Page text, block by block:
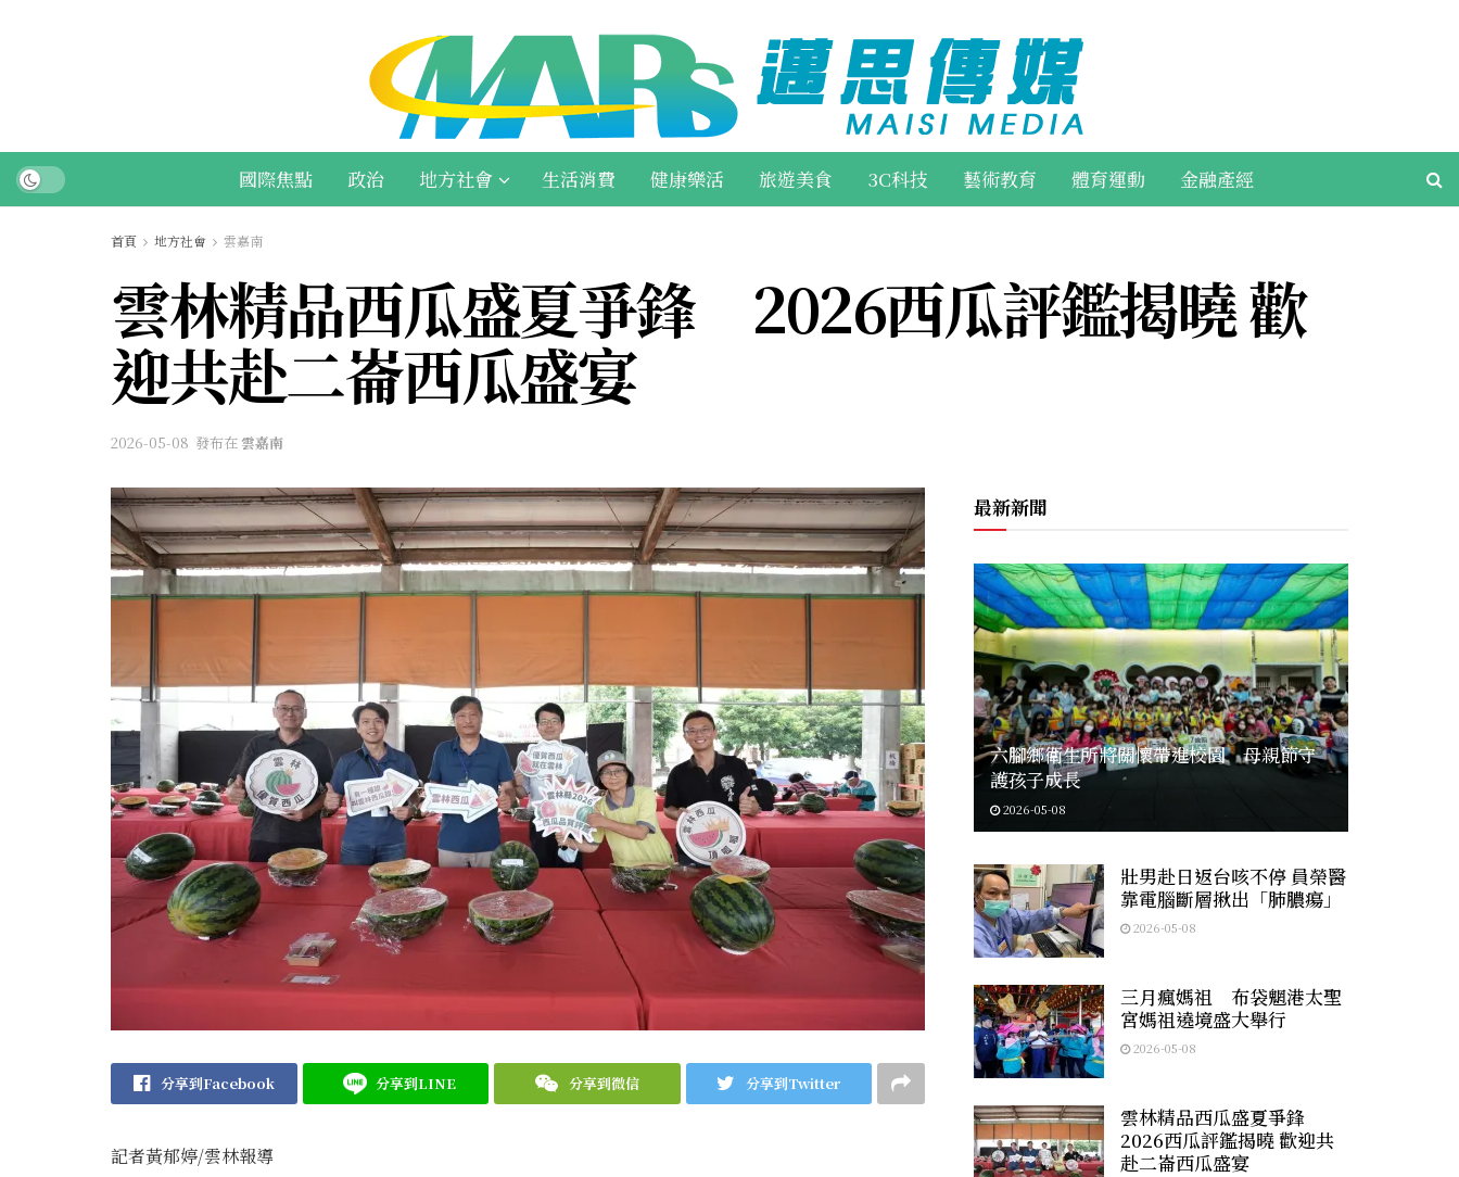
國際焦點 政治 地方社會 生活消費 健康樂活 旅遊美食 3C科技 藝術教育 體育運動 金融產經
首頁 地方社會 雲嘉南
雲林精品西瓜盛夏爭鋒 2026西瓜評鑑揭曉 歡
迎共赴二崙西瓜盛宴
2026-05-08 發布在 雲嘉南
分享到Facebook 分享到LINE 分享到微信 分享到Twitter
記者黃郁婷/雲林報導
最新新聞
六腳鄉衛生所將關懷帶進校園 母親節守
護孩子成長
2026-05-08
壯男赴日返台咳不停 員榮醫
靠電腦斷層揪出「肺膿瘍」
2026-05-08
三月瘋媽祖 布袋魍港太聖
宮媽祖遶境盛大舉行
2026-05-08
雲林精品西瓜盛夏爭鋒
2026西瓜評鑑揭曉 歡迎共
赴二崙西瓜盛宴